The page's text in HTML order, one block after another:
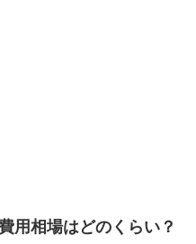
用相場はどのくらい？